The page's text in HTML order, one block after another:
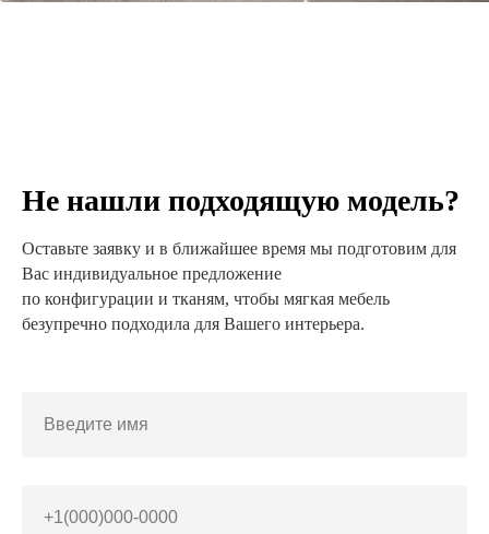
Не нашли подходящую модель?
Оставьте заявку и в ближайшее время мы подготовим для
Вас индивидуальное предложение
по конфигурации и тканям, чтобы мягкая мебель
безупречно подходила для Вашего интерьера.